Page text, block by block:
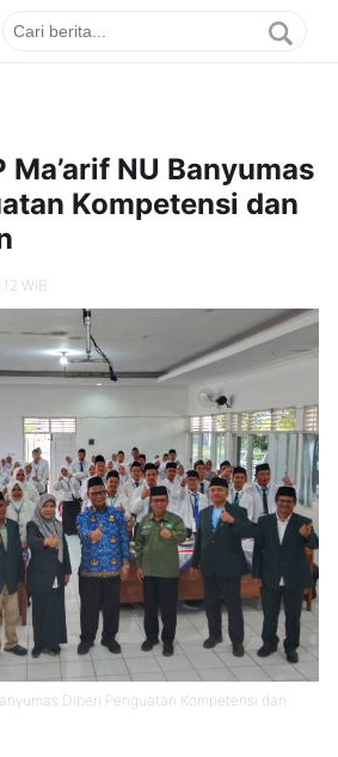
Ma’arif NU Banyumas
Kompetensi dan
WIB
Diberi Penguatan Kompetensi dan